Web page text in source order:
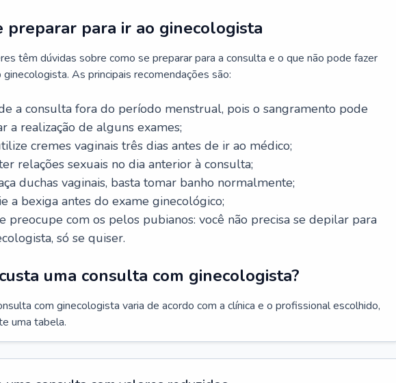
preparar para ir ao ginecologista
têm dúvidas sobre como se preparar para a consulta e o que não pode fazer
As principais recomendações são:
a consulta fora do período menstrual, pois o sangramento pode
a realização de alguns exames;
cremes vaginais três dias antes de ir ao médico;
relações sexuais no dia anterior à consulta;
duchas vaginais, basta tomar banho normalmente;
a bexiga antes do exame ginecológico;
preocupe com os pelos pubianos: você não precisa se depilar para
só se quiser.
uma consulta com ginecologista?
com ginecologista varia de acordo com a clínica e o profissional escolhido,
uma tabela.